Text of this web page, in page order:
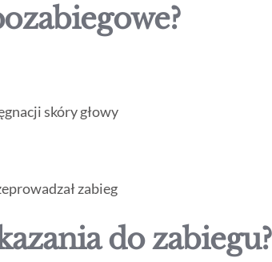
skóry głowy
zabieg
do zabiegu?